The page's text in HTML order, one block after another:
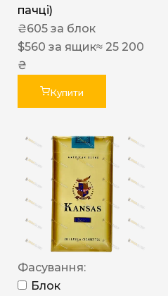
пачці)
₴605 за блок
$560 за ящик≈ 25 200
₴
Купити
Фасування:
Блок